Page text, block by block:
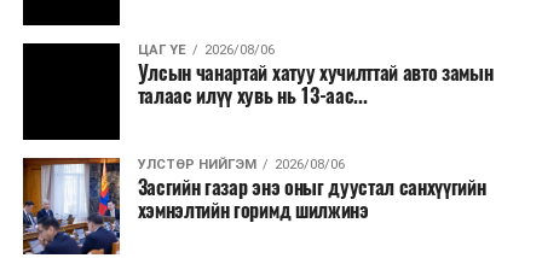
сургалтыг цахим хэлбэрт шилжүүлэх, төрийн албан
хаагчдыг зарим өдрүүдэд цахимаар ажиллуулах арга
хэмжээг үргэлжлүүлэхийг үүрэг болголоо.
Төсвийн сахилга бат сайжирч, эдийн засгийн нөхцөл
байдал хэвийн болсон тохиолдолд эдгээр
хязгаарлалтыг үе шаттайгаар сулруулах юм.
ЦАГ ҮЕ 2026/08/06
Улсын чанартай хатуу хучилттай авто замын
талаас илүү хувь нь 13-аас...
УЛСТӨР НИЙГЭМ 2026/08/06
Засгийн газар энэ оныг дуустал санхүүгийн
хэмнэлтийн горимд шилжинэ